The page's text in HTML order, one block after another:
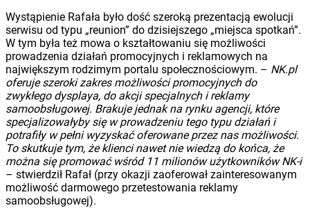
Wystąpienie Rafała było dość szeroką prezentacją ewolucji
serwisu od typu „reunion” do dzisiejszego „miejsca spotkań”.
W tym była też mowa o kształtowaniu się możliwości
prowadzenia działań promocyjnych i reklamowych na
największym rodzimym portalu społecznościowym. – NK.pl
oferuje szeroki zakres możliwości promocyjnych do
zwykłego dysplaya, do akcji specjalnych i reklamy
samoobsługowej. Brakuje jednak na rynku agencji, które
specjalizowałyby się w prowadzeniu tego typu działań i
potrafiły w pełni wyzyskać oferowane przez nas możliwości.
To skutkuje tym, że klienci nawet nie wiedzą do końca, że
można się promować wśród 11 milionów użytkowników NK-i
– stwierdził Rafał (przy okazji zaoferował zainteresowanym
możliwość darmowego przetestowania reklamy
samoobsługowej).